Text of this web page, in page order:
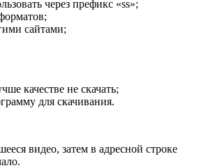
через префикс «ss»;
сайтами;
качестве не скачать;
для скачивания.
видео, затем в адресной строке